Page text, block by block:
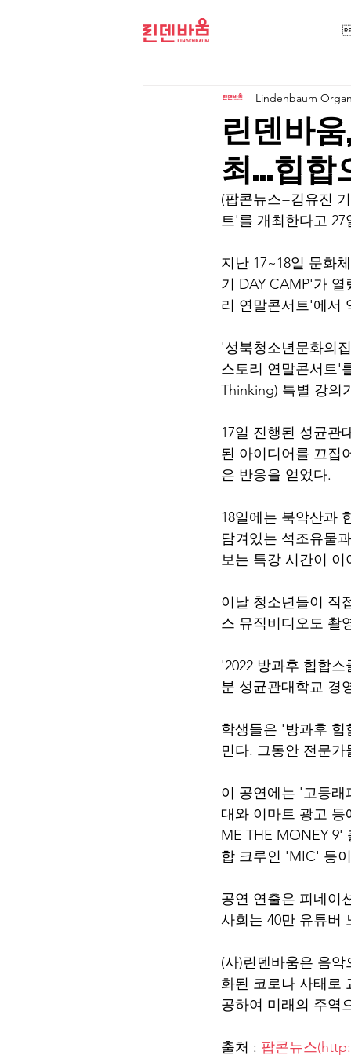
린덴바
최...힙합
Lindenbaum
(팝콘뉴스=김유진
트'를 개최한다고 27
지난 17~18일 문화
기 DAY CAMP'가
리 연말콘서트'에서
'성북청소년문화의
스토리 연말콘서트'
Thinking) 특별 강의
17일 진행된 성균관
된 아이디어를 끄집
은 반응을 얻었다.
18일에는 북악산과
담겨있는 석조유물
보는 특강 시간이 이
이날 청소년들이 직
스 뮤직비디오도 촬
'2022 방과후 힙합
분 성균관대학교 경
학생들은 '방과후 힙
민다. 그동안 전문
이 공연에는 '고등
대와 이마트 광고
ME THE MONEY 9'
합 크루인 'MIC' 등
공연 연출은 피네이
사회는 40만 유튜버
(사)린덴바움은 음
화된 코로나 사태로
공하여 미래의 주역
출처 : 팝콘뉴스